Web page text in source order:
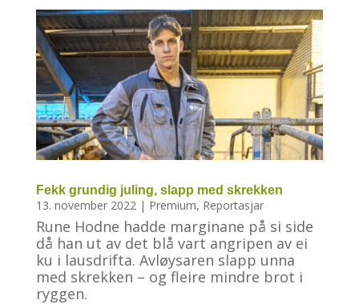
Fekk grundig juling, slapp med skrekken
13. november 2022 | Premium, Reportasjar
Rune Hodne hadde marginane på si side
då han ut av det blå vart angripen av ei
ku i lausdrifta. Avløysaren slapp unna
med skrekken – og fleire mindre brot i
ryggen.